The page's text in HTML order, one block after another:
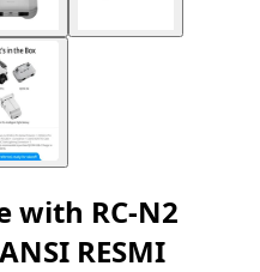
with RC-N2
RESMI